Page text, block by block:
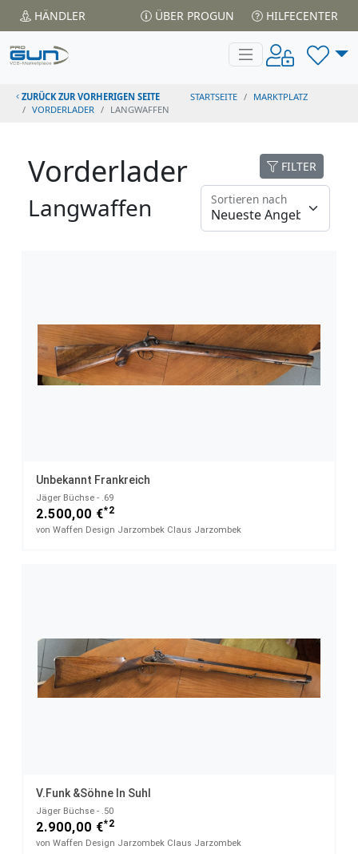
HÄNDLER ÜBER PROGUN HILFECENTER
ZURÜCK ZUR VORHERIGEN SEITE STARTSEITE
MARKTPLATZ
VORDERLADER
LANGWAFFEN
Vorderlader
Langwaffen
FILTER
Sortieren nach
Unbekannt Frankreich
Jäger Büchse - .69
2.500,00 €*2
von Waffen Design Jarzombek Claus Jarzombek
V.Funk &Söhne In Suhl
Jäger Büchse - .50
2.900,00 €*2
von Waffen Design Jarzombek Claus Jarzombek